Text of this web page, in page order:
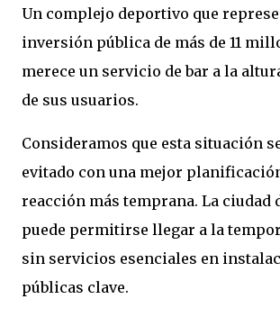
Un complejo deportivo que
inversión pública de más de 11
merece un servicio de bar a la
de sus usuarios.
Consideramos que esta situación
evitado con una mejor
reacción más temprana. La ciudad
puede permitirse llegar a la
sin servicios esenciales en
públicas clave.